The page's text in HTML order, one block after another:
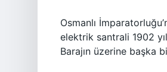
Osmanlı
elektrik santrali 1902
Barajın üzerine başka